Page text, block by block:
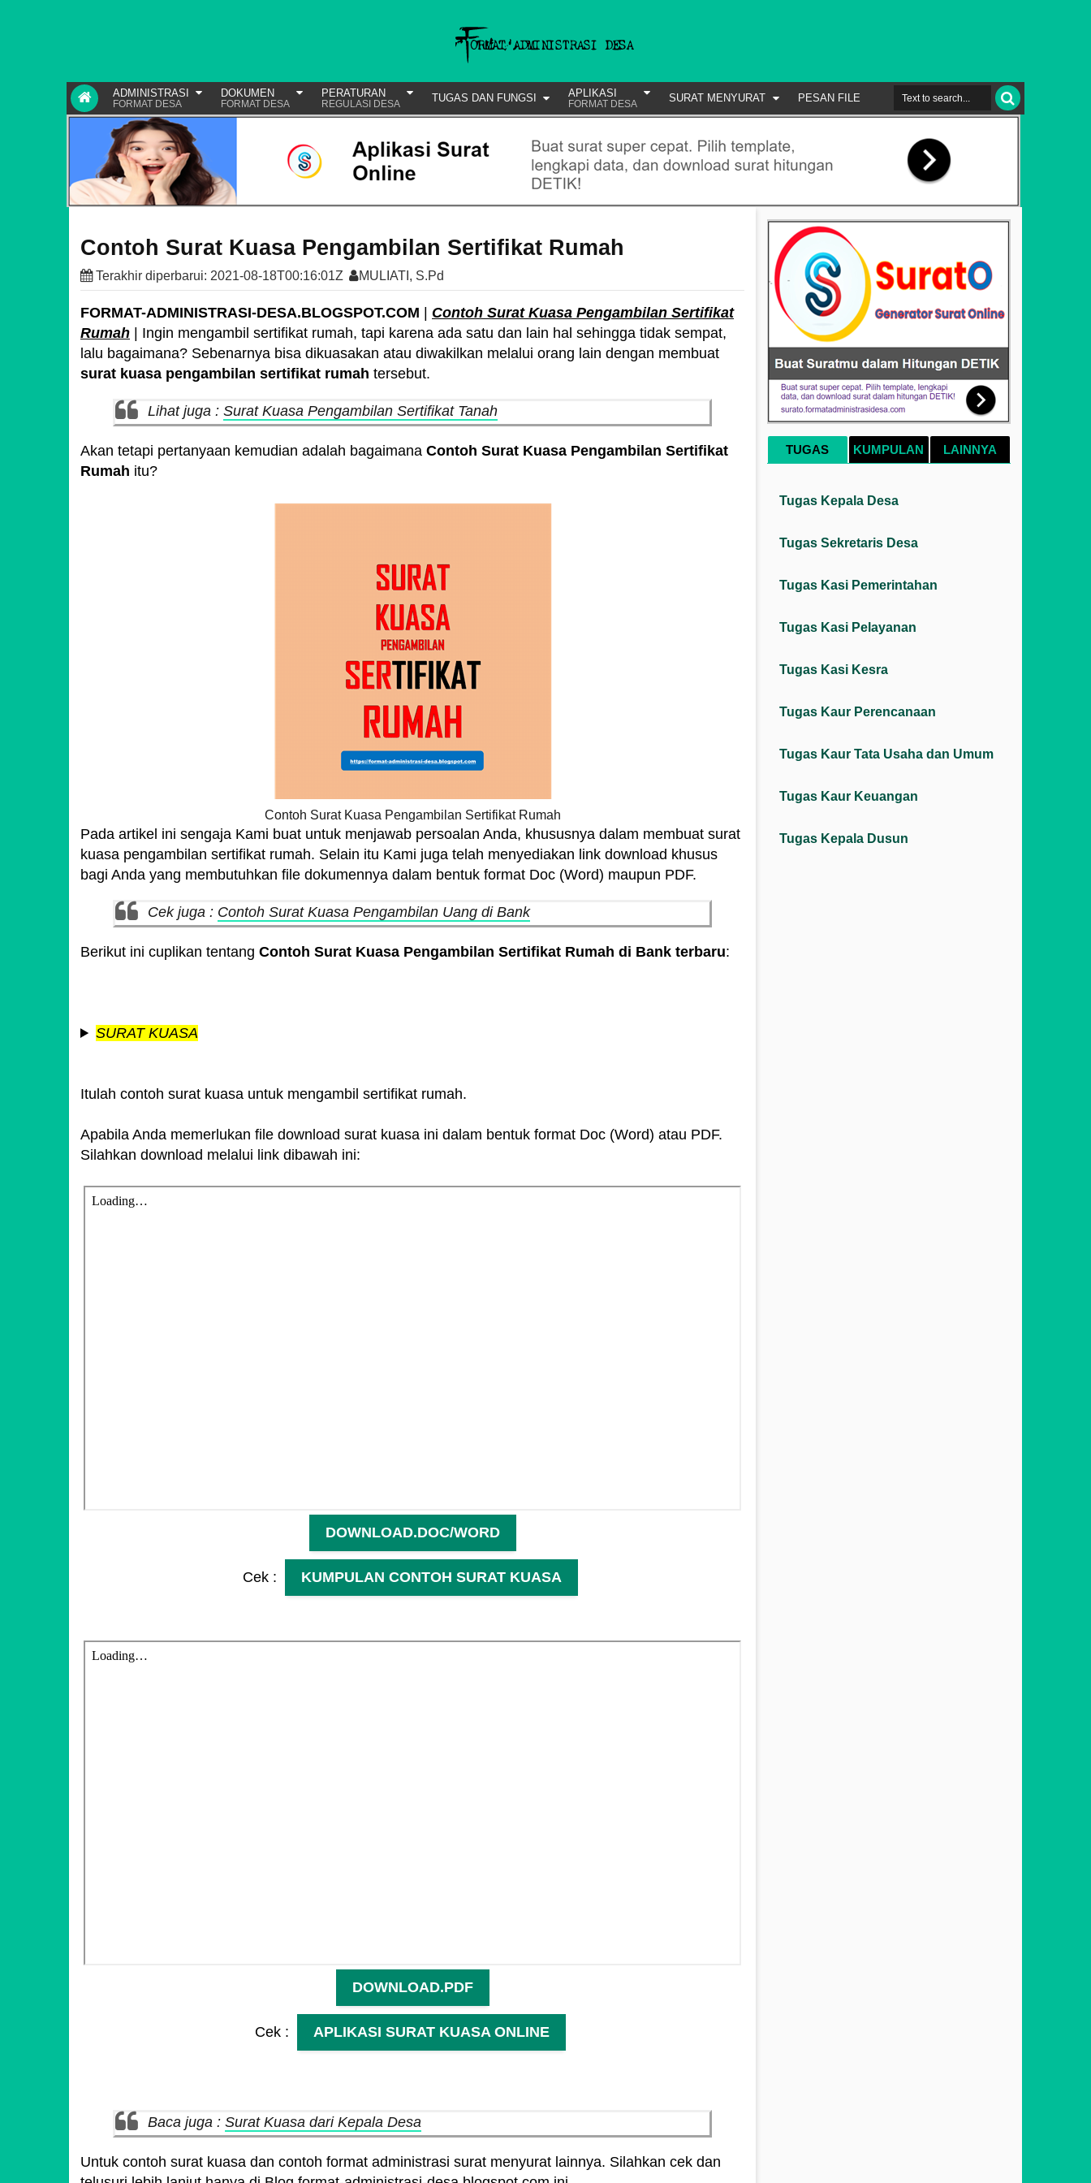
ADMINISTRASI
FORMAT DESA
DOKUMEN
FORMAT DESA
PERATURAN
REGULASI DESA TUGAS DAN FUNGSI APLIKASI
FORMAT DESA SURAT MENYURAT PESAN FILE
Contoh Surat Kuasa Pengambilan Sertifikat Rumah
Terakhir diperbarui: 2021-08-18T00:16:01Z MULIATI, S.Pd
FORMAT-ADMINISTRASI-DESA.BLOGSPOT.COM
Contoh Surat Kuasa Pengambilan Sertifikat
Rumah | Ingin mengambil sertifikat rumah, tapi karena ada satu dan lain hal sehingga tidak sempat,
lalu bagaimana? Sebenarnya bisa dikuasakan atau diwakilkan melalui orang lain dengan membuat
surat kuasa pengambilan sertifikat rumah tersebut.
Lihat juga : Surat Kuasa Pengambilan Sertifikat Tanah
Akan tetapi pertanyaan kemudian adalah bagaimana Contoh Surat Kuasa Pengambilan Sertifikat
Rumah itu?
Contoh Surat Kuasa Pengambilan Sertifikat Rumah
Pada artikel ini sengaja Kami buat untuk menjawab persoalan Anda, khususnya dalam membuat surat
kuasa pengambilan sertifikat rumah. Selain itu Kami juga telah menyediakan link download khusus
bagi Anda yang membutuhkan file dokumennya dalam bentuk format Doc (Word) maupun PDF.
Cek juga : Contoh Surat Kuasa Pengambilan Uang di Bank
Berikut ini cuplikan tentang Contoh Surat Kuasa Pengambilan Sertifikat Rumah di Bank terbaru:
SURAT KUASA
Itulah contoh surat kuasa untuk mengambil sertifikat rumah.
Apabila Anda memerlukan file download surat kuasa ini dalam bentuk format Doc (Word) atau PDF.
Silahkan download melalui link dibawah ini:
DOWNLOAD.DOC/WORD
Cek : KUMPULAN CONTOH SURAT KUASA
DOWNLOAD.PDF
Cek : APLIKASI SURAT KUASA ONLINE
Baca juga : Surat Kuasa dari Kepala Desa
Untuk contoh surat kuasa dan contoh format administrasi surat menyurat lainnya. Silahkan cek dan
TUGAS KUMPULAN LAINNYA
Tugas Kepala Desa
Tugas Sekretaris Desa
Tugas Kasi Pemerintahan
Tugas Kasi Pelayanan
Tugas Kasi Kesra
Tugas Kaur Perencanaan
Tugas Kaur Tata Usaha dan Umum
Tugas Kaur Keuangan
Tugas Kepala Dusun